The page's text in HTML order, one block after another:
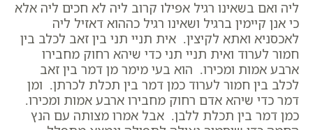
ליה ואם בשאינו רגיל אפילו קרוב ליה לא חכים ליה אלא
כי אנן קיימין ברגיל ושאינו רגיל כההוא דאזיל ליה
לאכסניא ואתא לקיצין. אית תניי תני בין זאב לכלב בין
חמור לערוד ואית תניי תני כדי שיהא רחוק מחבירו
ארבע אמות ומכירו. הוא בעי מימר מן דמר בין זאב
לכלב בין חמור לערוד כמן דמר בין תכלת לכרתן. ומן
דמר כדי שיהא אדם רחוק מחבירו ארבע אמות ומכירו.
כמן דמר בין תכלת ללבן. אבל אמרו מצותה עם הנץ